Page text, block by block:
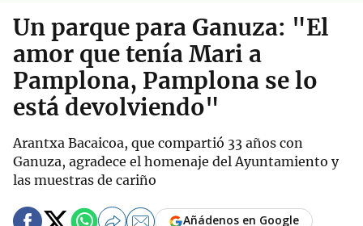
Un parque para Ganuza: "El
amor que tenía Mari a
Pamplona, Pamplona se lo
está devolviendo"
Arantxa Bacaicoa, que compartió 33 años con
Ganuza, agradece el homenaje del Ayuntamiento y
las muestras de cariño
Añádenos en Google